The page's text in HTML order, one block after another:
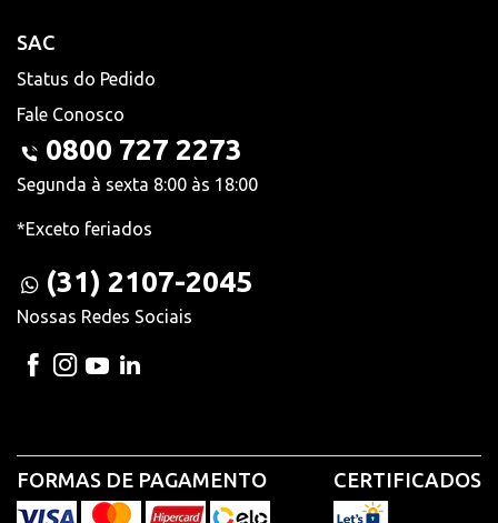
SAC
Status do Pedido
Fale Conosco
0800 727 2273
Segunda à sexta 8:00 às 18:00
*Exceto feriados
(31) 2107-2045
Nossas Redes Sociais
FORMAS DE PAGAMENTO CERTIFICADOS